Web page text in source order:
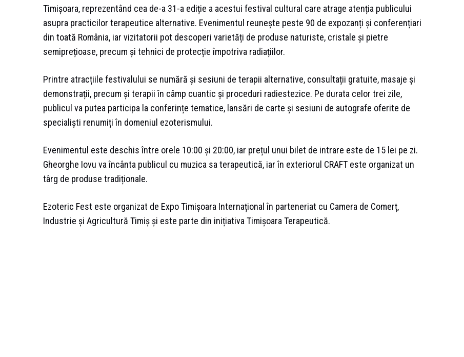
Timișoara, reprezentând cea de-a 31-a ediție a acestui festival cultural care atrage atenția publicului
asupra practicilor terapeutice alternative. Evenimentul reunește peste 90 de expozanți și conferențiari
din toată România, iar vizitatorii pot descoperi varietăți de produse naturiste, cristale și pietre
semiprețioase, precum și tehnici de protecție împotriva radiațiilor.
Printre atracțiile festivalului se numără și sesiuni de terapii alternative, consultații gratuite, masaje și
demonstrații, precum și terapii în câmp cuantic și proceduri radiestezice. Pe durata celor trei zile,
publicul va putea participa la conferințe tematice, lansări de carte și sesiuni de autografe oferite de
specialiști renumiți în domeniul ezoterismului.
Evenimentul este deschis între orele 10:00 și 20:00, iar prețul unui bilet de intrare este de 15 lei pe zi.
Gheorghe Iovu va încânta publicul cu muzica sa terapeutică, iar în exteriorul CRAFT este organizat un
târg de produse tradiționale.
Ezoteric Fest este organizat de Expo Timișoara Internațional în parteneriat cu Camera de Comerț,
Industrie și Agricultură Timiș și este parte din inițiativa Timișoara Terapeutică.